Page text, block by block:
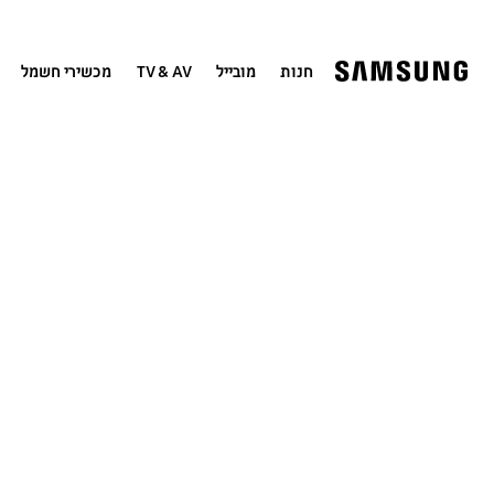
חנות מובייל TV & AV מכשירי חשמל